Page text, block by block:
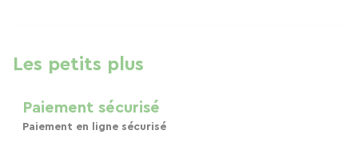
Les petits plus
Paiement sécurisé
Paiement en ligne sécurisé